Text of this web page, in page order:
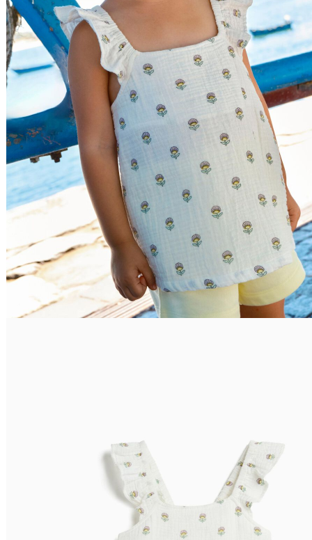
Filtrar